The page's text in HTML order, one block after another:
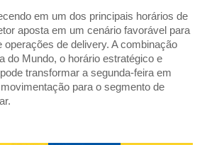
em um dos principais horários de
aposta em um cenário favorável para
operações de delivery. A combinação
do Mundo, o horário estratégico e
transformar a segunda-feira em
para o segmento de